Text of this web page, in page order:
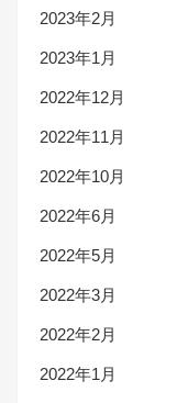
2023年2月
2023年1月
2022年12月
2022年11月
2022年10月
2022年6月
2022年5月
2022年3月
2022年2月
2022年1月